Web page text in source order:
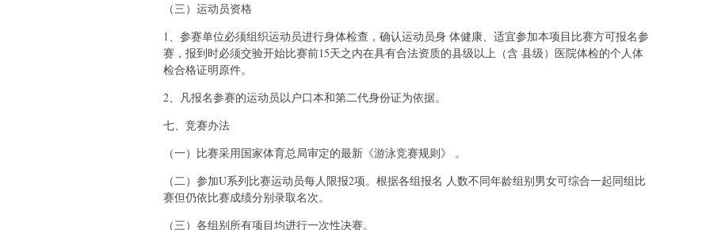
（三）运动员资格
1、参赛单位必须组织运动员进行身体检查，确认运动员身 体健康、适宜参加本项目比赛方可报名参
赛，报到时必须交验开始比赛前15天之内在具有合法资质的县级以上（含 县级）医院体检的个人体
检合格证明原件。
2、凡报名参赛的运动员以户口本和第二代身份证为依据。
七、竞赛办法
（一）比赛采用国家体育总局审定的最新《游泳竞赛规则》 。
（二）参加U系列比赛运动员每人限报2项。根据各组报名 人数不同年龄组别男女可综合一起同组比
赛但仍依比赛成绩分别录取名次。
（三）各组别所有项目均进行一次性决赛。